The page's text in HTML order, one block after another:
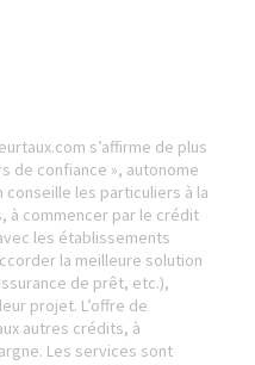
s’affirme de plus
de confiance », autonome
les particuliers à la
à commencer par le crédit
les établissements
la meilleure solution
de prêt, etc.),
projet. L’offre de
autres crédits, à
Les services sont